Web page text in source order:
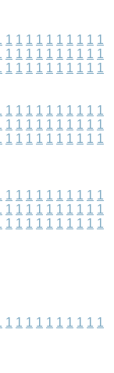
1 1 1 1 1 1 1 1 1 1
1 1 1 1 1 1 1 1 1 1
1 1 1 1 1 1 1 1 1 1
1 1 1 1 1 1 1 1 1 1
1 1 1 1 1 1 1 1 1 1
1 1 1 1 1 1 1 1 1 1
1 1 1 1 1 1 1 1 1 1
1 1 1 1 1 1 1 1 1 1
1 1 1 1 1 1 1 1 1 1
1 1 1 1 1 1 1 1 1 1